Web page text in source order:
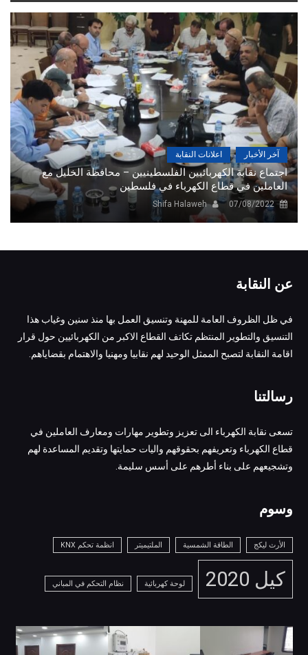
آخر الأخبار اعلانات النقابة
اجتماع نقابة الكهربائيين الفلسطينيين – محافظة الخليل مع
العاملين في قطاع الكهرباء في فلسطين
07/08/2022
Shifa Halaweh
عن النقابة
في ظل الظروف العامة للمهنة وتنسيق العمل بها منذ سنين وغياب هذا
التنسيق والتطوير المنتظم تكاتف القطاع الاكبر من الكهربائيين حول قرار
اقامة النقابة لتصبح الممثل الوحيد لهم نقابيا ومهنيا والاهتمام بقضاياهم.
رسالتنا
تسعى نقابة الكهرباء الى تعزيز وتطوير مهارات ومعارف العاملين في
قطاع الكهرباء وتعريفهم بحقوقهم واليات حمايتها وتقديم المساعدة لهم
وتشجيعهم على بناء أطرهم على أسس سليمة.
وسوم
الأرث ليكج الطاقة الشمسية الملتيميتر انظمة تحكم KNX
كيل 2020 لوحة كهربائية نظام التحكم في المباني